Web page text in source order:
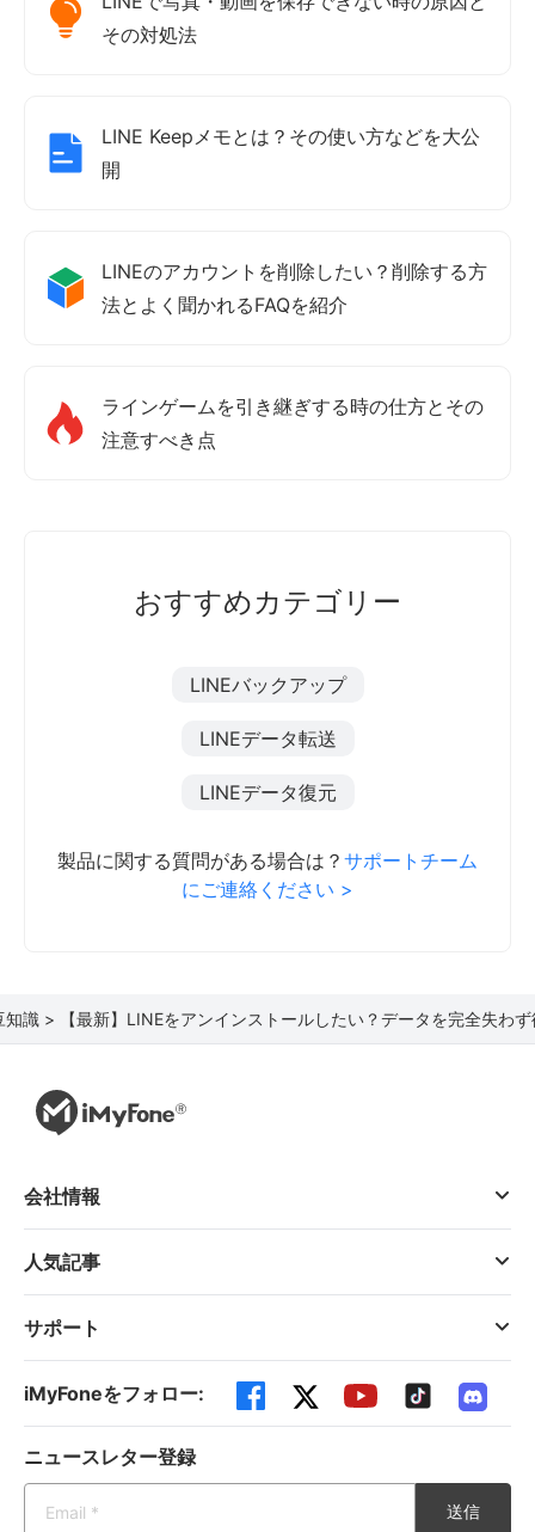
その対処法
LINE Keepメモとは？その使い方などを大公
開
LINEのアカウントを削除したい？削除する方
法とよく聞かれるFAQを紹介
ラインゲームを引き継ぎする時の仕方とその
注意すべき点
おすすめカテゴリー
LINEバックアップ
LINEデータ転送
LINEデータ復元
製品に関する質問がある場合は？ サポートチーム
にご連絡ください >
知識 > 【最新】LINEをアンインストールしたい？データを完全失わ
会社情報
人気記事
サポート
iMyFoneをフォロー:
ニュースレター登録
送信